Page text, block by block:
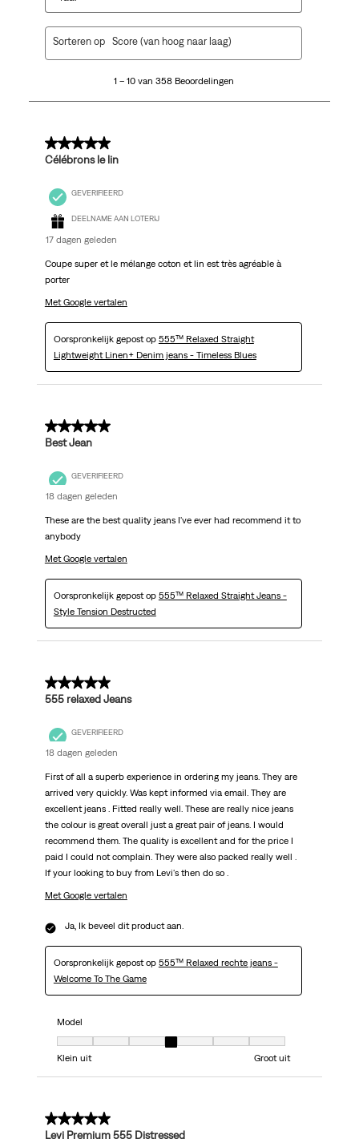
358
1 – 10 van 358 Beoordelingen
Sorteren op Score (van hoog naar laag)
5 van 5 sterren.
Célébrons le lin
GEVERIFIEERD
DEELNAME AAN LOTERIJ
17 dagen geleden
Coupe super et le mélange coton et lin est très agréable à
porter
Met Google vertalen
Oorspronkelijk gepost op 555™ Relaxed Straight
Lightweight Linen+ Denim jeans - Timeless Blues
5 van 5 sterren.
Best Jean
GEVERIFIEERD
18 dagen geleden
These are the best quality jeans I've ever had recommend it to
anybody
Met Google vertalen
Oorspronkelijk gepost op 555™ Relaxed Straight Jeans -
Style Tension Destructed
5 van 5 sterren.
555 relaxed Jeans
GEVERIFIEERD
18 dagen geleden
First of all a superb experience in ordering my jeans. They are
arrived very quickly. Was kept informed via email. They are
excellent jeans . Fitted really well. These are really nice jeans
the colour is great overall just a great pair of jeans. I would
recommend them. The quality is excellent and for the price I
paid I could not complain. They were also packed really well .
If your looking to buy from Levi's then do so .
Met Google vertalen
Ja, Ik beveel dit product aan.
Oorspronkelijk gepost op 555™ Relaxed rechte jeans -
Welcome To The Game
Model
Model, 4 van 7, waarbij 1 gelijk is aan Klein uit en 7 gelijk is aan Groot uit
Klein uit
Groot uit
5 van 5 sterren.
Levi Premium 555 Distressed